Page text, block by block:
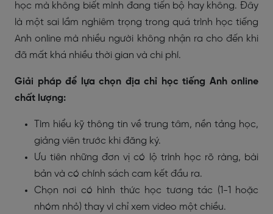
học mà không biết mình đang tiến bộ hay không. Đây
là một sai lầm nghiêm trọng trong quá trình học tiếng
Anh online mà nhiều người không nhận ra cho đến khi
đã mất khá nhiều thời gian và chi phí.
Giải pháp để lựa chọn địa chỉ học tiếng Anh online
chất lượng:
Tìm hiểu kỹ thông tin về trung tâm, nền tảng học,
giảng viên trước khi đăng ký.
Ưu tiên những đơn vị có lộ trình học rõ ràng, bài
bản và có chính sách cam kết đầu ra.
Chọn nơi có hình thức học tương tác (1-1 hoặc
nhóm nhỏ) thay vì chỉ xem video một chiều.